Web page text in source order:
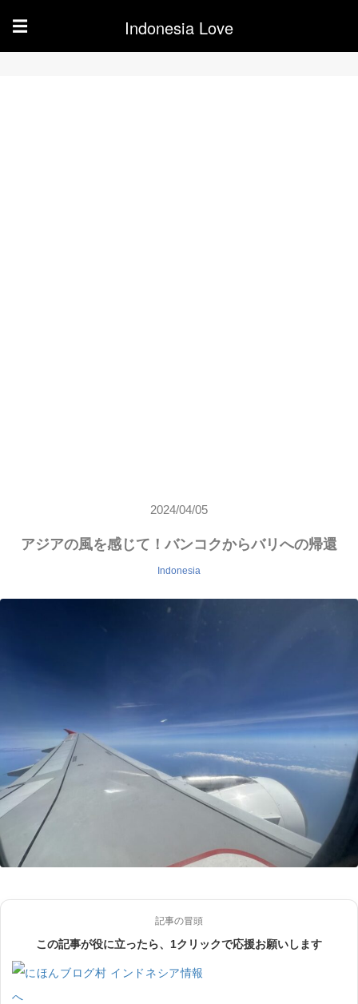
☰ Indonesia Love
2024/04/05
アジアの風を感じて！バンコクからバリへの帰還
Indonesia
記事の冒頭
この記事が役に立ったら、1クリックで応援お願いします